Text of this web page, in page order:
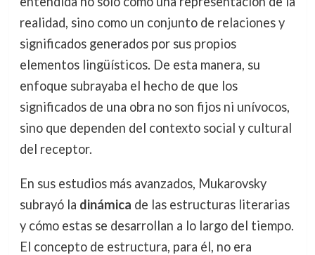
realidad, sino como un conjunto de relaciones y
significados generados por sus propios
elementos lingüísticos. De esta manera, su
enfoque subrayaba el hecho de que los
significados de una obra no son fijos ni unívocos,
sino que dependen del contexto social y cultural
del receptor.
En sus estudios más avanzados, Mukarovsky
subrayó la dinámica de las estructuras literarias
y cómo estas se desarrollan a lo largo del tiempo.
El concepto de estructura, para él, no era